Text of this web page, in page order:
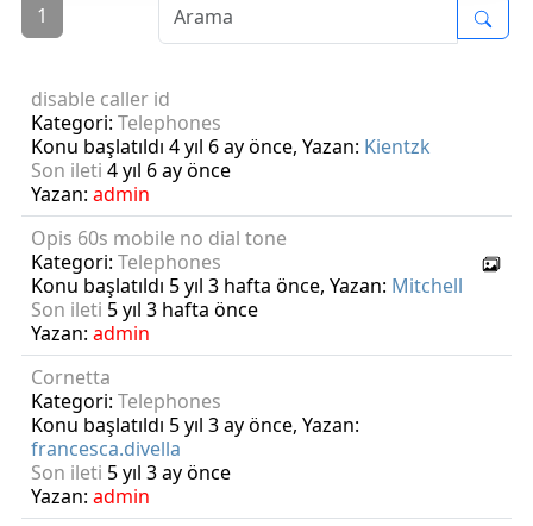
1
disable caller id
Kategori: Telephones
Konu başlatıldı 4 yıl 6 ay önce, Yazan: Kientzk
Son ileti 4 yıl 6 ay önce
Yazan: admin
Opis 60s mobile no dial tone
Kategori: Telephones
Konu başlatıldı 5 yıl 3 hafta önce, Yazan: Mitchell
Son ileti 5 yıl 3 hafta önce
Yazan: admin
Cornetta
Kategori: Telephones
Konu başlatıldı 5 yıl 3 ay önce, Yazan:
francesca.divella
Son ileti 5 yıl 3 ay önce
Yazan: admin